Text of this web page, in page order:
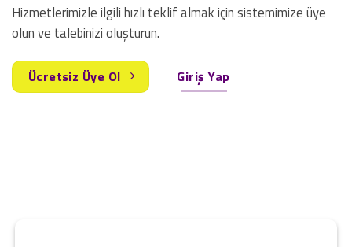
Hizmetlerimizle ilgili hızlı teklif almak için sistemimize üye
olun ve talebinizi oluşturun.
Ücretsiz Üye Ol Giriş Yap